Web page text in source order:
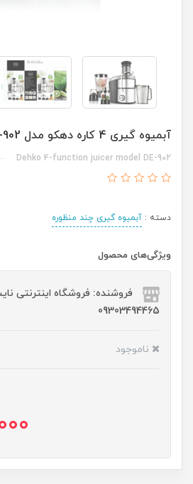
آبمیوه گیری 4 کاره دهکو مدل DE-902
Dehko 4-function juicer model DE-902
دسته : آبمیوه گیری چند منظوره
ویژگی‌های محصول
فروشنده: فروشگاه اینترنتی
09303494465
ناموجود